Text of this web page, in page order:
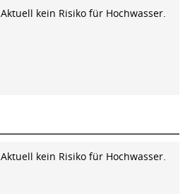
Aktuell kein Risiko für Hochwasser.
Aktuell kein Risiko für Hochwasser.